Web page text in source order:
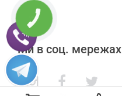
Ми в соц. мережах
КНОПКА
ЗВ'ЯЗКУ